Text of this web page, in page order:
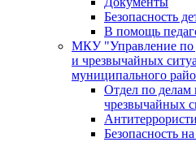
Безопасность
В помощь
МКУ "Управление по
и чрезвычайных
муниципального
Отдел по делам
чрезвычайных
Безопасность